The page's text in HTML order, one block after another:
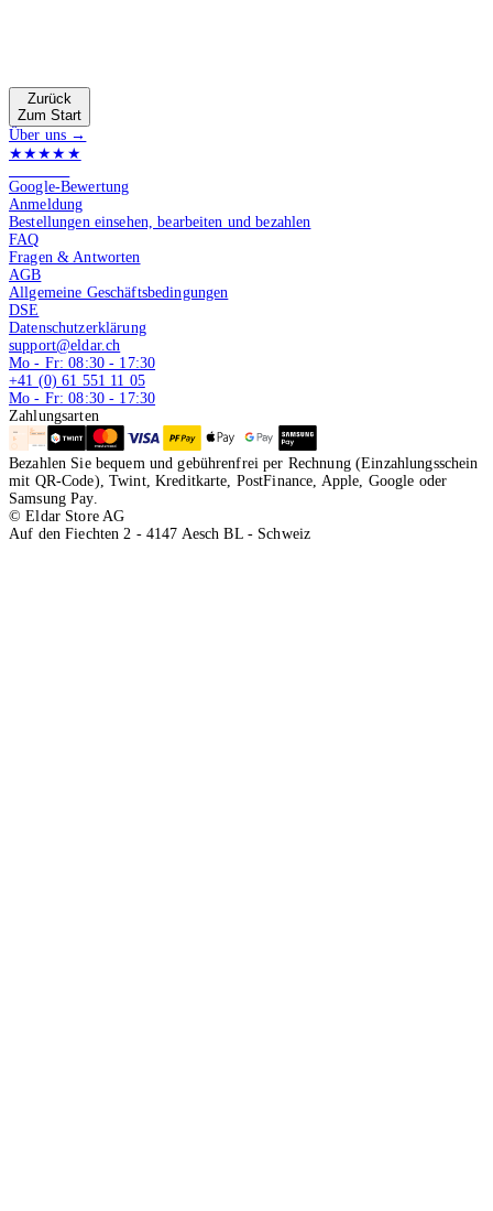
Zurück
Zum Start
Über uns →
★★★★★
Google-Bewertung
Anmeldung
Bestellungen einsehen, bearbeiten und bezahlen
FAQ
Fragen & Antworten
AGB
Allgemeine Geschäftsbedingungen
DSE
Datenschutzerklärung
support@eldar.ch
Mo - Fr: 08:30 - 17:30
+41 (0) 61 551 11 05
Mo - Fr: 08:30 - 17:30
Zahlungsarten
Bezahlen Sie bequem und gebührenfrei per Rechnung (Einzahlungsschein
mit QR-Code), Twint, Kreditkarte, PostFinance, Apple, Google oder
Samsung Pay.
© Eldar Store AG
Auf den Fiechten 2 - 4147 Aesch BL - Schweiz